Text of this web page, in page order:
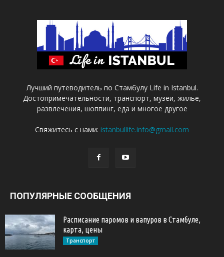
Лучший путеводитель по Стамбулу Life in Istanbul.
Достопримечательности, транспорт, музеи, жилье,
развлечения, шоппинг, еда и многое другое
Свяжитесь с нами: istanbullife.info@gmail.com
ПОПУЛЯРНЫЕ СООБЩЕНИЯ
Расписание паромов и вапуров в Стамбуле,
карта, цены
Транспорт